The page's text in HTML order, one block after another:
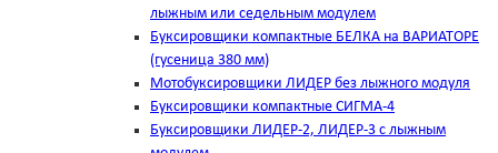
лыжным или седельным модулем
Буксировщики компактные БЕЛКА на ВАРИАТОРЕ
(гусеница 380 мм)
Мотобуксировщики ЛИДЕР без лыжного модуля
Буксировщики компактные СИГМА-4
Буксировщики ЛИДЕР-2, ЛИДЕР-3 c лыжным